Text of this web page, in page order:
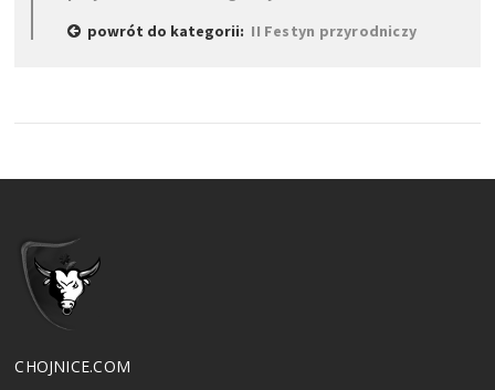
powrót do kategorii: II Festyn przyrodniczy
CHOJNICE.COM